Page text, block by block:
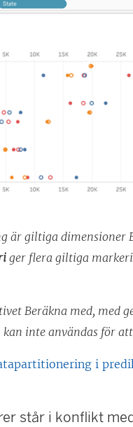
är giltiga dimensioner
ger flera giltiga
Beräkna med, med
inte användas för
i
står i konflikt